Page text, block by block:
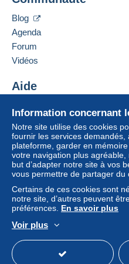
Pour plus de sécurité,
demande d'opter pour
livraison avec suivi
Cette zone comprend
Colis Mondial Relay
Paiement par :
De 1gr
De
Information concernant
Notre site utilise des cookies
fournir les services
plateforme, garder en
votre navigation plus
but d’adapter notre site à vos
vous permettre de partager du
Certains de ces cookies sont
notre site, d’autres peuvent
préférences. En savoir plus
Voir plus
Blog
Agenda
Forum
Vidéos
Aide
Acheter sur Delcampe
Vendre sur Delcampe
Un site sécurisé